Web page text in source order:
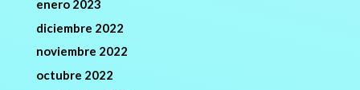
enero 2023
diciembre 2022
noviembre 2022
octubre 2022